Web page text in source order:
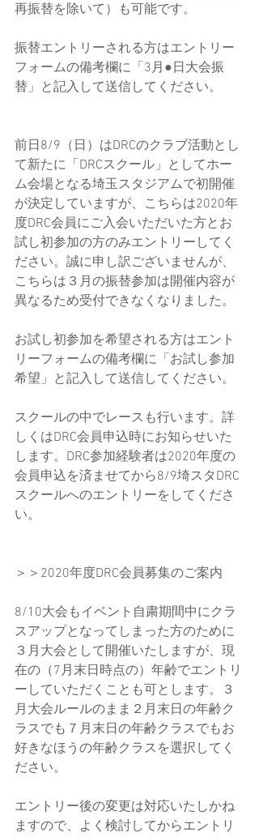
再振替を除いて）も可能です。
振替エントリーされる方はエントリー
フォームの備考欄に「3月●日大会振
替」と記入して送信してください。
前日8/9（日）はDRCのクラブ活動とし
て新たに「DRCスクール」としてホー
ム会場となる埼玉スタジアムで初開催
が決定していますが、こちらは2020年
度DRC会員にご入会いただいた方とお
試し初参加の方のみエントリーしてく
ださい。誠に申し訳ございませんが、
こちらは３月の振替参加は開催内容が
異なるため受付できなくなりました。
お試し初参加を希望される方はエント
リーフォームの備考欄に「お試し参加
希望」と記入して送信してください。
スクールの中でレースも行います。詳
しくはDRC会員申込時にお知らせいた
します。DRC参加経験者は2020年度の
会員申込を済ませてから8/9埼スタDRC
スクールへのエントリーをしてくださ
い。
＞＞2020年度DRC会員募集のご案内
8/10大会もイベント自粛期間中にクラ
スアップとなってしまった方のために
３月大会として開催いたしますが、現
在の（7月末日時点の）年齢でエントリ
ーしていただくことも可とします。３
月大会ルールのまま２月末日の年齢ク
ラスでも７月末日の年齢クラスでもお
好きなほうの年齢クラスを選択してく
ださい。
エントリー後の変更は対応いたしかね
ますので、よく検討してからエントリ